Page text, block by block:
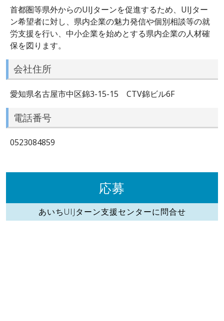
首都圏等県外からのUIJターンを促進するため、UIJター
ン希望者に対し、県内企業の魅力発信や個別相談等の就
労支援を行い、中小企業を始めとする県内企業の人材確
保を図ります。
会社住所
愛知県名古屋市中区錦3-15-15 CTV錦ビル6F
電話番号
0523084859
応募
あいちUIJターン支援センターに問合せ